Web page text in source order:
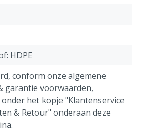
HDPE
conform onze algemene
garantie voorwaarden,
het kopje "Klantenservice
& Retour" onderaan deze